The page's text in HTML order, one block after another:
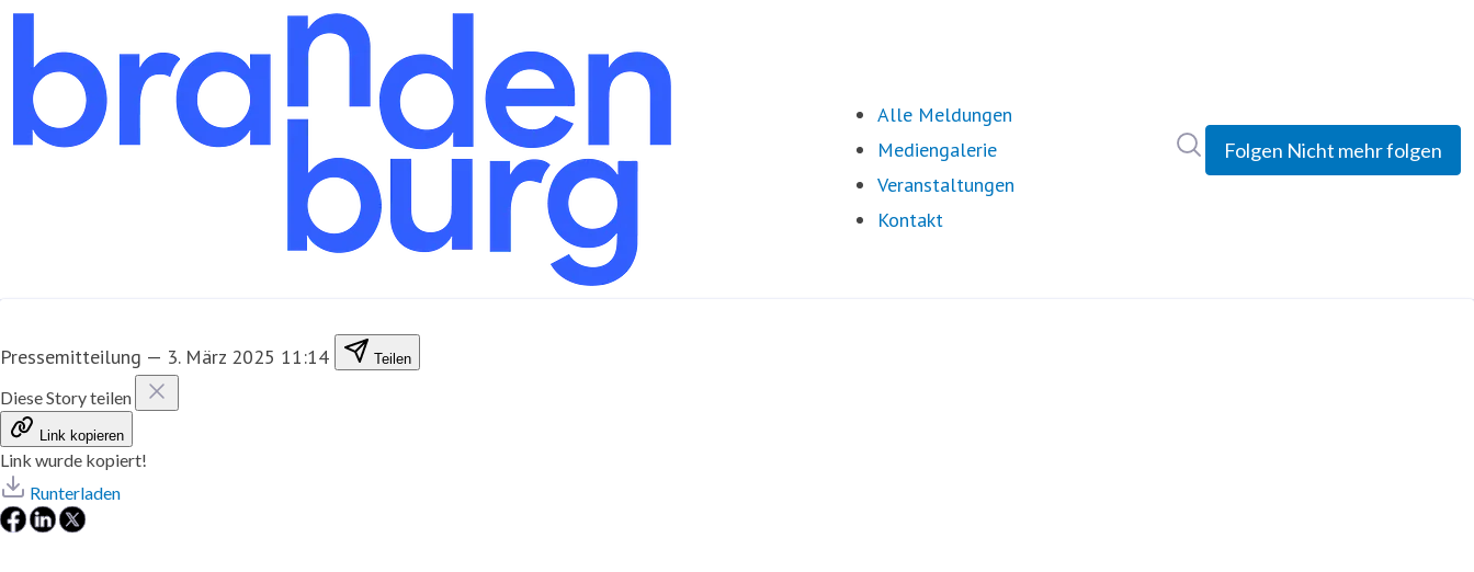
Alle Meldungen
Mediengalerie
Veranstaltungen
Kontakt
Folgen Nicht mehr folgen
Pressemitteilung — 3. März 2025 11:14 Teilen
Diese Story teilen
Link kopieren
Link wurde kopiert!
Runterladen